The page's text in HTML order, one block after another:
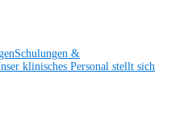
Schulungen &
klinisches Personal stellt sich